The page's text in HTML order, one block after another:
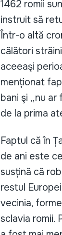
1462 romii
instruit să
Într-o altă
călători
aceeaşi
menționat
bani şi ,,nu ar
de la prima
Faptul că în
de ani este
susțină că
restul
vecinia,
sclavia romii.